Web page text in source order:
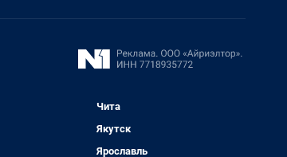
Чита
Якутск
Ярославль